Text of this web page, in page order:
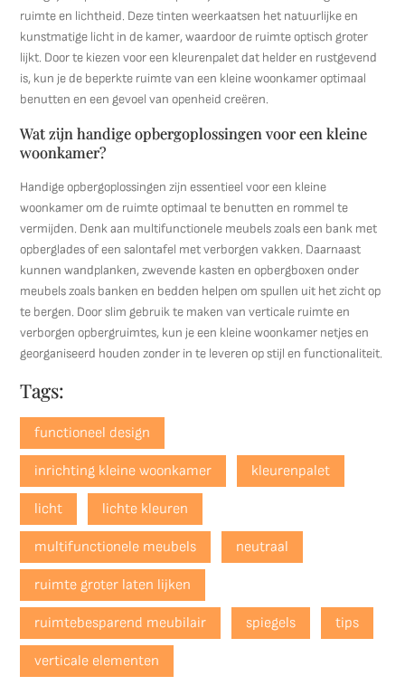
ruimte en lichtheid. Deze tinten weerkaatsen het natuurlijke en
kunstmatige licht in de kamer, waardoor de ruimte optisch groter
lijkt. Door te kiezen voor een kleurenpalet dat helder en rustgevend
is, kun je de beperkte ruimte van een kleine woonkamer optimaal
benutten en een gevoel van openheid creëren.
Wat zijn handige opbergoplossingen voor een kleine
woonkamer?
Handige opbergoplossingen zijn essentieel voor een kleine
woonkamer om de ruimte optimaal te benutten en rommel te
vermijden. Denk aan multifunctionele meubels zoals een bank met
opberglades of een salontafel met verborgen vakken. Daarnaast
kunnen wandplanken, zwevende kasten en opbergboxen onder
meubels zoals banken en bedden helpen om spullen uit het zicht op
te bergen. Door slim gebruik te maken van verticale ruimte en
verborgen opbergruimtes, kun je een kleine woonkamer netjes en
georganiseerd houden zonder in te leveren op stijl en functionaliteit.
Tags:
functioneel design
inrichting kleine woonkamer kleurenpalet
licht lichte kleuren
multifunctionele meubels neutraal
ruimte groter laten lijken
ruimtebesparend meubilair spiegels tips
verticale elementen